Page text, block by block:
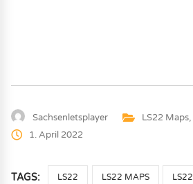
Sachsenletsplayer LS22 Maps,
1. April 2022
TAGS: LS22 LS22 MAPS